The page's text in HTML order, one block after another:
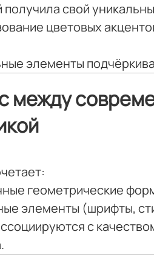
свой
цветовых
элементы
между
геометрические
элементы (шрифты,
с